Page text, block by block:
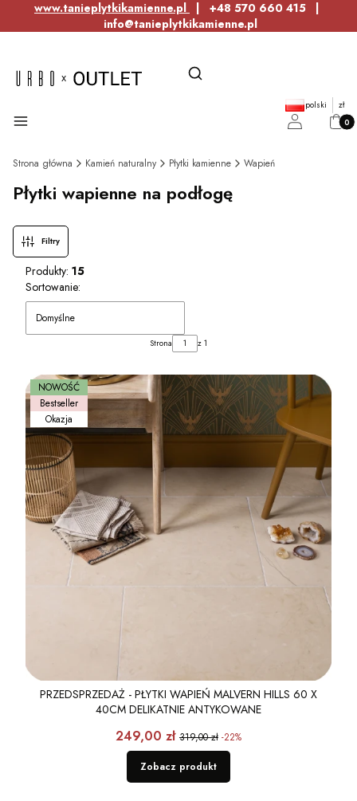
www.tanieplytkikamienne.pl
| +48 570 660 415 |
info@tanieplytkikamienne.pl
Otwórz wyszukiwarkę
Szukaj
polski
zł
Menu
Zaloguj się
Strona główna Kamień naturalny Płytki kamienne Wapień
Płytki wapienne na podłogę
Filtry
Produkty: 15
Lista produktów
Sortowanie:
Domyślne
Strona z 1
Okazja
Bestseller
NOWOŚĆ
PRZEDSPRZEDAŻ - PŁYTKI WAPIEŃ MALVERN HILLS 60 X
40CM DELIKATNIE ANTYKOWANE
Cena promocyjna
249,00 zł 319,00 zł -22%
Zobacz produkt